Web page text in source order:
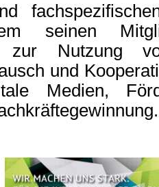
seinen
zur Nutzung
und
Medien,